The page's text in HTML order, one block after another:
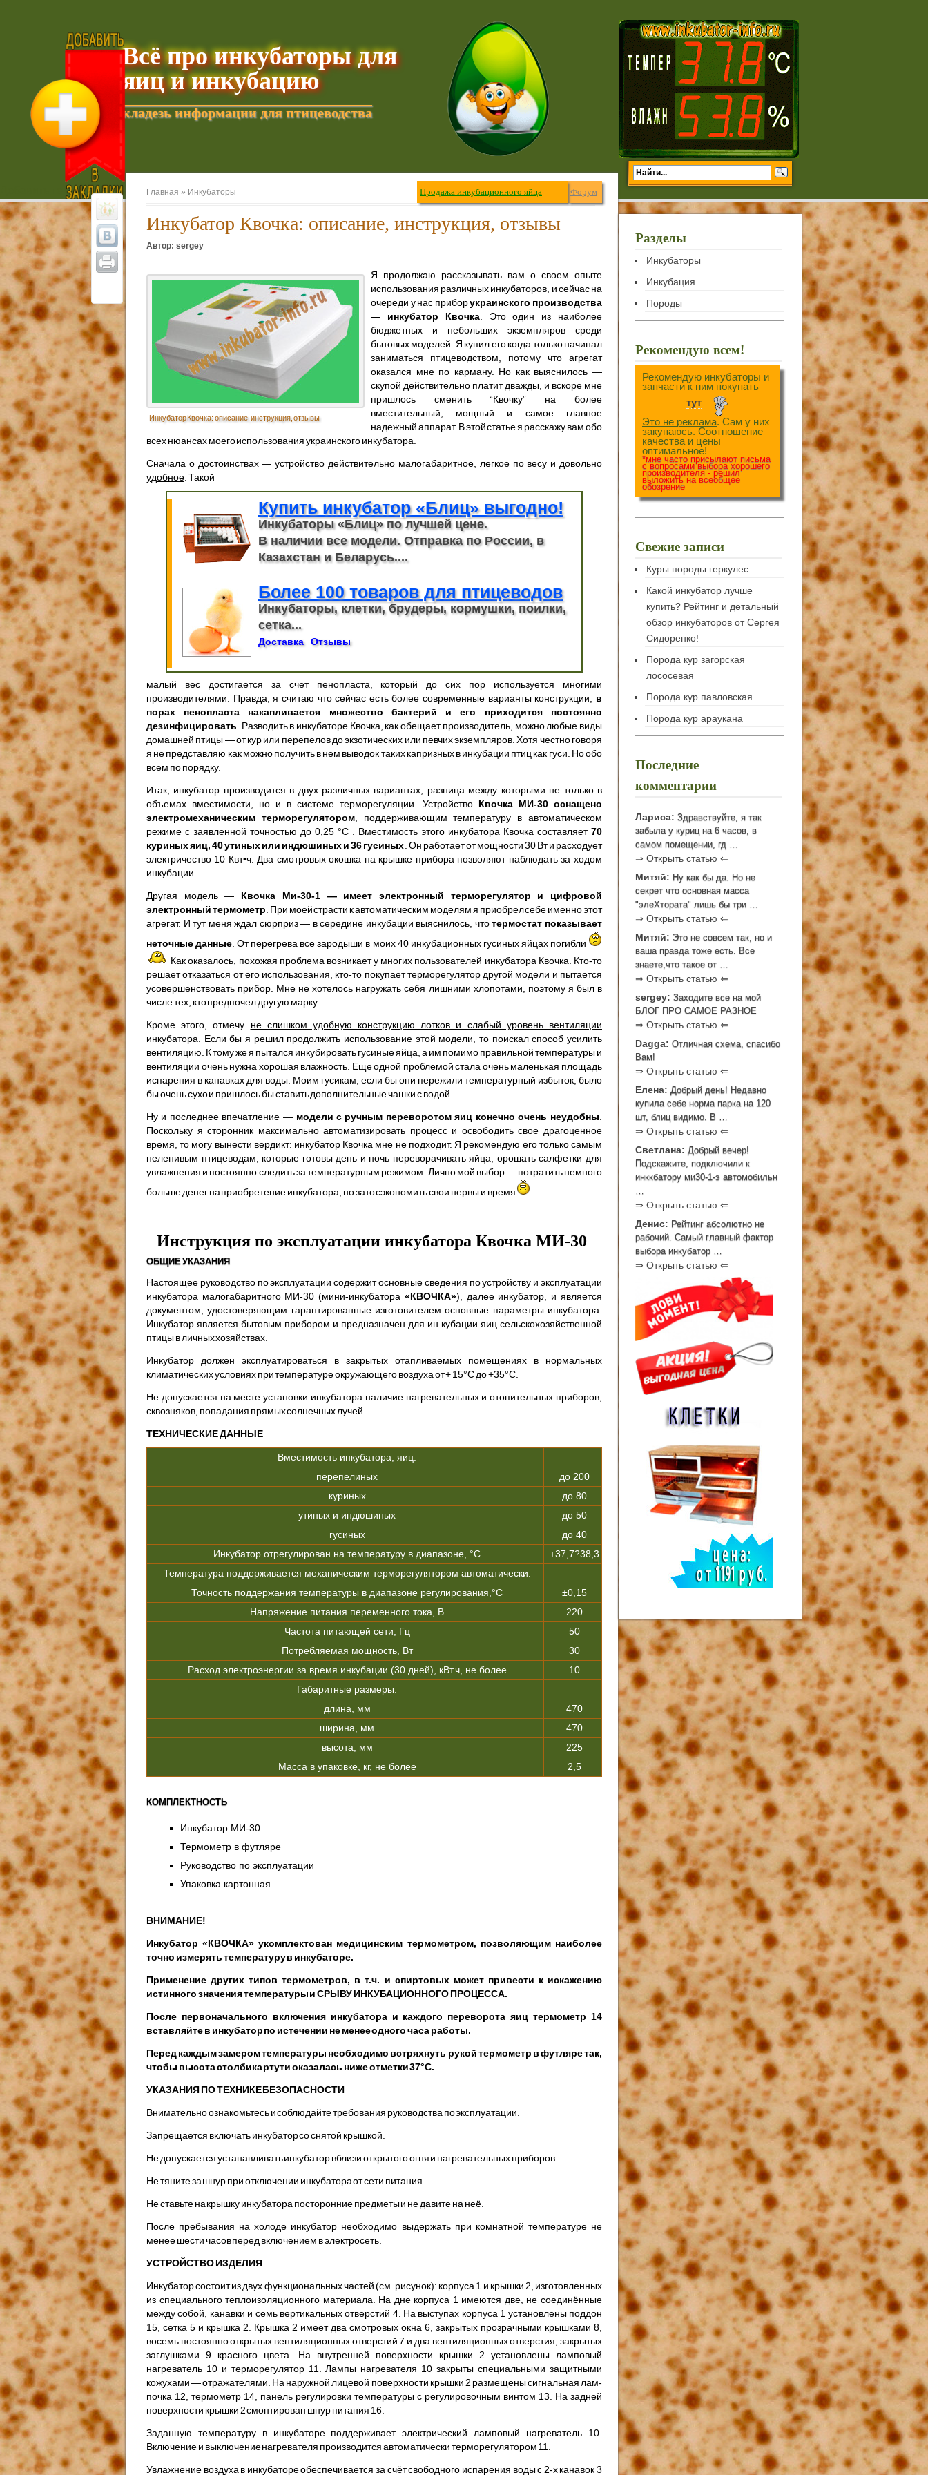
Всё про инкубаторы для
яиц и инкубацию
кладезь информации для птицеводства
Добавить текущую страницу в Избранное Форум
Продажа инкубационного яйца
Главная » Инкубаторы
Инкубатор Квочка: описание, инструкция, отзывы
Автор: sergey
Инкубатор Квочка: описание, инструкция, отзывы
Я продолжаю рассказывать вам о своем опыте
использования различных инкубаторов, и сейчас на
очереди у нас приборукраинского производства
— инкубатор Квочка. Это один из наиболее
бюджетных и небольших экземпляров среди
бытовых моделей. Я купил его когда только начинал
заниматься птицеводством, потому что агрегат
оказался мне по карману. Но как выяснилось —
скупой действительно платит дважды, и вскоре мне
пришлось сменить “Квочку” на более
вместительный, мощный и самое главное
надежный аппарат. В этой статье я расскажу вам обо
всех нюансах моего использования украинского инкубатора.
Сначала о достоинствах — устройство действительно малогабаритное, легкое по весу и довольно
удобное . Такой
Купить инкубатор «Блиц» выгодно!
Инкубаторы «Блиц» по лучшей цене.
В наличии все модели. Отправка по России, в
Казахстан и Беларусь....
Более 100 товаров для птицеводов
Инкубаторы, клетки, брудеры, кормушки, поилки,
сетка...
Доставка Отзывы
малый вес достигается за счет пенопласта, который до сих пор используется многими
производителями. Правда, я считаю что сейчас есть более современные варианты конструкции, в
порах пенопласта накапливается множество бактерий и его приходится постоянно
дезинфицировать . Разводить в инкубаторе Квочка, как обещает производитель, можно любые виды
домашней птицы — от кур или перепелов до экзотических или певчих экземпляров. Хотя честно говоря
я не представляю как можно получить в нем выводок таких капризных в инкубации птиц как гуси. Но обо
всем по порядку.
Итак, инкубатор производится в двух различных вариантах, разница между которыми не только в
объемах вместимости, но и в системе терморегуляции. Устройство Квочка МИ-30 оснащено
электромеханическим терморегулятором, поддерживающим температуру в автоматическом
режиме с заявленной точностью до 0,25 °C . Вместимость этого инкубатора Квочка составляет 70
куриных яиц, 40 утиных или индюшиных и 36 гусиных . Он работает от мощности 30 Вт и расходует
электричество 10 Квт•ч. Два смотровых окошка на крышке прибора позволяют наблюдать за ходом
инкубации.
Другая модель — Квочка Ми-30-1 — имеет электронный терморегулятор и цифровой
электронный термометр . При моей страсти к автоматическим моделям я приобрел себе именно этот
агрегат. И тут меня ждал сюрприз — в середине инкубации выяснилось, чтотермостат показывает
неточные данные . От перегрева все зародыши в моих 40 инкубационных гусиных яйцах погибли
Как оказалось, похожая проблема возникает у многих пользователей инкубатора Квочка. Кто-то
решает отказаться от его использования, кто-то покупает терморегулятор другой модели и пытается
усовершенствовать прибор. Мне не хотелось нагружать себя лишними хлопотами, поэтому я был в
числе тех, кто предпочел другую марку.
Кроме этого, отмечу не слишком удобную конструкцию лотков и слабый уровень вентиляции
инкубатора . Если бы я решил продолжить использование этой модели, то поискал способ усилить
вентиляцию. К тому же я пытался инкубировать гусиные яйца, а им помимо правильной температуры и
вентиляции очень нужна хорошая влажность. Еще одной проблемой стала очень маленькая площадь
испарения в канавках для воды. Моим гусикам, если бы они пережили температурный избыток, было
бы очень сухо и пришлось бы ставить дополнительные чашки с водой.
Ну и последнее впечатление — модели с ручным переворотом яиц конечно очень неудобны
Поскольку я сторонник максимально автоматизировать процесс и освободить свое драгоценное
время, то могу вынести вердикт: инкубатор Квочка мне не подходит. Я рекомендую его только самым
неленивым птицеводам, которые готовы день и ночь переворачивать яйца, орошать салфетки для
увлажнения и постоянно следить за температурным режимом. Лично мой выбор — потратить немного
больше денег на приобретение инкубатора, но зато сэкономить свои нервы и время
Инструкция по эксплуатации инкубатора Квочка МИ-30
ОБЩИЕ УКАЗАНИЯ
Настоящее руководство по эксплуатации содержит основные сведения по устройству и эксплуатации
инкубатора малогабаритного МИ-30 (мини-ин­кубатора «КВОЧКА»), далее инкубатор, и является
документом, удостове­ряющим гарантированные изготовителем основные параметры инкубато­ра.
Инкубатор является бытовым прибором и предназначен для ин кубации яиц сельскохозяйственной
птицы в личных хозяйствах.
Инкубатор должен эксплуатироваться в закрытых отапливаемых помеще­ниях в нормальных
климатических условиях при температуре окружающего воздуха от + 15°С до +35°С.
Не допускается на месте установки инкубатора наличие нагревательных и отопительных приборов,
сквозняков, попадания прямых солнечных лучей.
ТЕХНИЧЕСКИЕ ДАННЫЕ
Вместимость инкубатора, яиц:
перепелиных
до 200
куриных
до 80
утиных и индюшиных
до 50
гусиных
до 40
Инкубатор отрегулирован на температуру в диапазоне, °С
+37,7?38,3
Температура поддерживается механическим терморегулятором автоматически.
Точность поддержания температуры в диапазоне регулирования,°С
±0,15
Напряжение питания переменного тока, В
220
Частота питающей сети, Гц
50
Потребляемая мощность, Вт
30
Расход электроэнергии за время инкубации (30 дней), кВт.ч, не более
10
Габаритные размеры:
длина, мм
470
ширина, мм
470
высота, мм
225
Масса в упаковке, кг, не более
2,5
КОМПЛЕКТНОСТЬ
Инкубатор МИ-30
Термометр в футляре
Руководство по эксплуатации
Упаковка картонная
ВНИМАНИЕ!
Инкубатор «КВОЧКА» укомплектован медицинским термометром, позволя­ющим наиболее
точно измерять температуру в инкубаторе.
Применение других типов термометров, в т.ч. и спиртовых может привести к искажению
истинного значения температуры и СРЫВУ ИНКУБАЦИОН­НОГО ПРОЦЕССА.
После первоначального включения инкубатора и каждого переворота яиц тер­мометр 14
вставляйте в инкубатор по истечении не менее одного часа работы.
Перед каждым замером температуры необходимо встряхнуть рукой термометр в футляре так,
чтобы высота столбика ртути оказалась ниже отметки 37°С.
УКАЗАНИЯ ПО ТЕХНИКЕ БЕЗОПАСНОСТИ
Внимательно ознакомьтесь и соблюдайте требования руководства по эксп­луатации.
Запрещается включать инкубатор со снятой крышкой.
Не допускается устанавливать инкубатор вблизи открытого огня и нагрева­тельных приборов.
Не тяните за шнур при отключении инкубатора от сети питания.
Не ставьте на крышку инкубатора посторонние предметы и не давите на неё.
После пребывания на холоде инкубатор необходимо выдержать при ком­натной температуре не
менее шести часов перед включением в электросеть.
УСТРОЙСТВО ИЗДЕЛИЯ
Инкубатор состоит из двух функциональных частей (см. рисунок): корпу­са 1 и крышки 2, изготовленных
из специального теплоизоляционного материала. На дне корпуса 1 имеются две, не соединённые
между собой, канавки и семь вертикальных отверстий 4. На выступах корпуса 1 установ­лены поддон
15, сетка 5 и крышка 2. Крышка 2 имеет два смотровых окна 6, закрытых прозрачными крышками 8,
восемь постоянно открытых вен­тиляционных отверстий 7 и два вентиляционных отверстия, закрытых
заг­лушками 9 красного цвета. На внутренней поверхности крышки 2 уста­новлены ламповый
нагреватель 10 и терморегулятор 11. Лампы нагревате­ля 10 закрыты специальными защитными
кожухами — отражателями. На наружной лицевой поверхности крышки 2 размещены сигнальная лам­
почка 12, термометр 14, панель регулировки температуры с регулировоч­ным винтом 13. На задней
поверхности крышки 2 смонтирован шнур пи­тания 16.
Заданную температуру в инкубаторе поддерживает электрический лампо­вый нагреватель 10.
Включение и выключение нагревателя производится автоматически терморегулятором 11.
Увлажнение воздуха в инкубаторе обеспечивается за счёт свободного испа­рения воды с 2-х канавок 3
Разделы
Инкубаторы
Инкубация
Породы
Рекомендую всем!
Рекомендую инкубаторы и
запчасти к ним покупать
тут
Это не реклама. Сам у них
закупаюсь. Соотношение
качества и цены
оптимальное!
*мне часто присылают письма
с вопросами выбора хорошего
производителя - решил
выложить на всеобщее
обозрение
Свежие записи
Куры породы геркулес
Какой инкубатор лучше
купить? Рейтинг и детальный
обзор инкубаторов от Сергея
Сидоренко!
Порода кур загорская
лососевая
Порода кур павловская
Порода кур араукана
Последние
комментарии
Лариса: Здравствуйте, я так
забыла у куриц на 6 часов, в
самом помещении, гд …
⇒ Открыть статью ⇐
Митяй: Ну как бы да. Но не
секрет что основная масса
"элеХтората" лишь бы три …
⇒ Открыть статью ⇐
Митяй: Это не совсем так, но и
ваша правда тоже есть. Все
знаете,что такое от …
⇒ Открыть статью ⇐
sergey: Заходите все на мой
БЛОГ ПРО САМОЕ РАЗНОЕ
⇒ Открыть статью ⇐
Dagga: Отличная схема, спасибо
Вам!
⇒ Открыть статью ⇐
Елена: Добрый день! Недавно
купила себе норма парка на 120
шт, блиц видимо. В …
⇒ Открыть статью ⇐
Светлана: Добрый вечер!
Подскажите, подключили к
инккбатору ми30-1-э автомобильн
…
⇒ Открыть статью ⇐
Денис: Рейтинг абсолютно не
рабочий. Самый главный фактор
выбора инкубатор …
⇒ Открыть статью ⇐